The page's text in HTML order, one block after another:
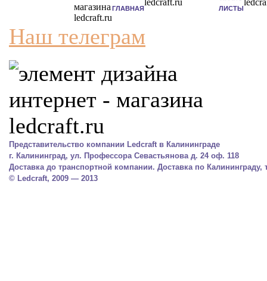
ГЛАВНАЯ
ЛИСТЫ
Наш телеграм
Представительство компании Ledcraft в Калининграде
г. Калининград, ул. Профессора Севастьянова д. 24 оф. 118
Доставка до транспортной компании. Доставка по Калининграду,
© Ledcraft, 2009 — 2013